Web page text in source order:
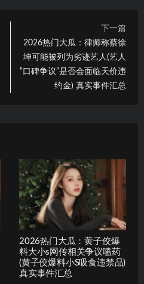
下一篇
2026热门大瓜：律师称蔡徐
坤可能被列为劣迹艺人(艺人
“口碑争议”是否会面临天价违
约金) 真实事件汇总
2026热门大瓜：黄子佼爆
料大小s网传相关争议嗑药
(黄子佼爆料小S吸食违禁品)
真实事件汇总